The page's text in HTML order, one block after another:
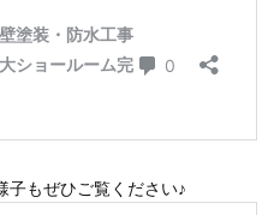
子もぜひご覧ください♪